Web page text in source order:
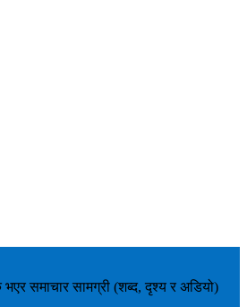
समाचार सामग्री (शब्द, दृश्य र अडियो)